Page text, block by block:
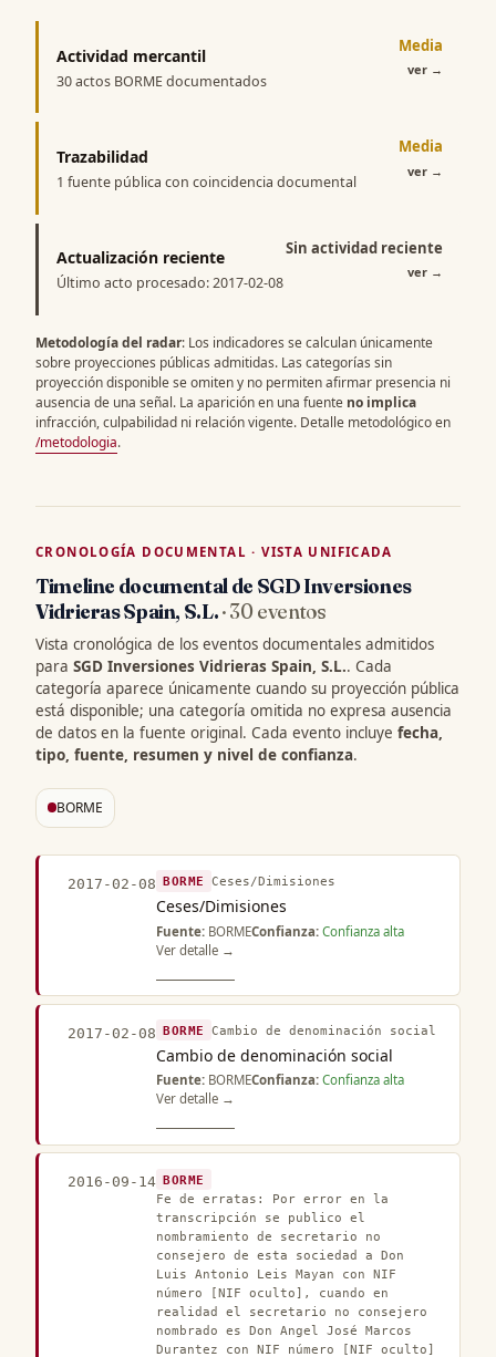
Actividad mercantil
30 actos BORME documentados
Media
ver →
Trazabilidad
1 fuente pública con coincidencia documental
Media
ver →
Actualización reciente
Último acto procesado: 2017-02-08
Sin actividad reciente
ver →
Metodología del radar: Los indicadores se calculan únicamente
sobre proyecciones públicas admitidas. Las categorías sin
proyección disponible se omiten y no permiten afirmar presencia ni
ausencia de una señal. La aparición en una fuente no implica
infracción, culpabilidad ni relación vigente. Detalle metodológico en
/metodologia.
CRONOLOGÍA DOCUMENTAL · VISTA UNIFICADA
Timeline documental de SGD Inversiones
Vidrieras Spain, S.L.· 30 eventos
Vista cronológica de los eventos documentales admitidos
para SGD Inversiones Vidrieras Spain, S.L.. Cada
categoría aparece únicamente cuando su proyección pública
está disponible; una categoría omitida no expresa ausencia
de datos en la fuente original. Cada evento incluye fecha,
tipo, fuente, resumen y nivel de confianza.
BORME
2017-02-08 BORME Ceses/Dimisiones
Ceses/Dimisiones
Fuente: BORMEConfianza: Confianza alta
Ver detalle →
2017-02-08 BORME Cambio de denominación social
Cambio de denominación social
Fuente: BORMEConfianza: Confianza alta
Ver detalle →
2016-09-14 BORME
Fe de erratas: Por error en la
transcripción se publico el
nombramiento de secretario no
consejero de esta sociedad a Don
Luis Antonio Leis Mayan con NIF
número [NIF oculto], cuando en
realidad el secretario no consejero
nombrado es Don Angel José Marcos
Durantez con NIF número [NIF oculto]